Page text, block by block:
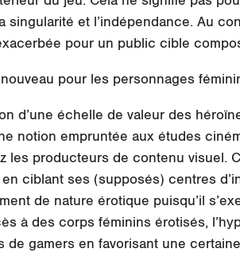
singularité et l’indépendance. Au
pour un public cible
pour les personnages
d’une échelle de valeur des
notion empruntée aux études
les producteurs de contenu visuel.
ciblant ses (supposés) centres
de nature érotique puisqu’il
à des corps féminins érotisés,
de gamers en favorisant une